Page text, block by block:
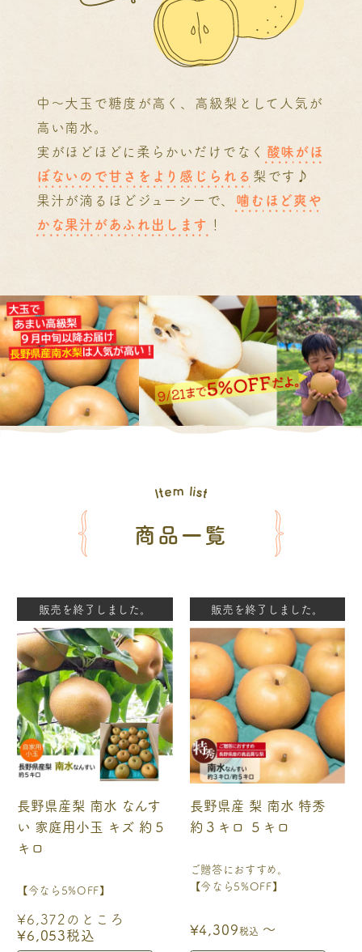
中～大玉で糖度が高く、高級梨として人気が
高い南水。
実がほどほどに柔らかいだけでなく 酸味がほ
ぼないので甘さをより感じられる 梨です♪
果汁が滴るほどジューシーで、
噛むほど爽や
かな果汁があふれ出します ！
商品一覧
【今なら5%OFF】
長野県産梨 南水 なんす
い 家庭用小玉 キズ 約５
キロ
¥6,372のところ
¥6,053税込
販売を終了しました。
ご贈答におすすめ。
【今なら5%OFF】
長野県産 梨 南水 特秀
約３キロ ５キロ
¥4,309税込 〜
販売を終了しました。